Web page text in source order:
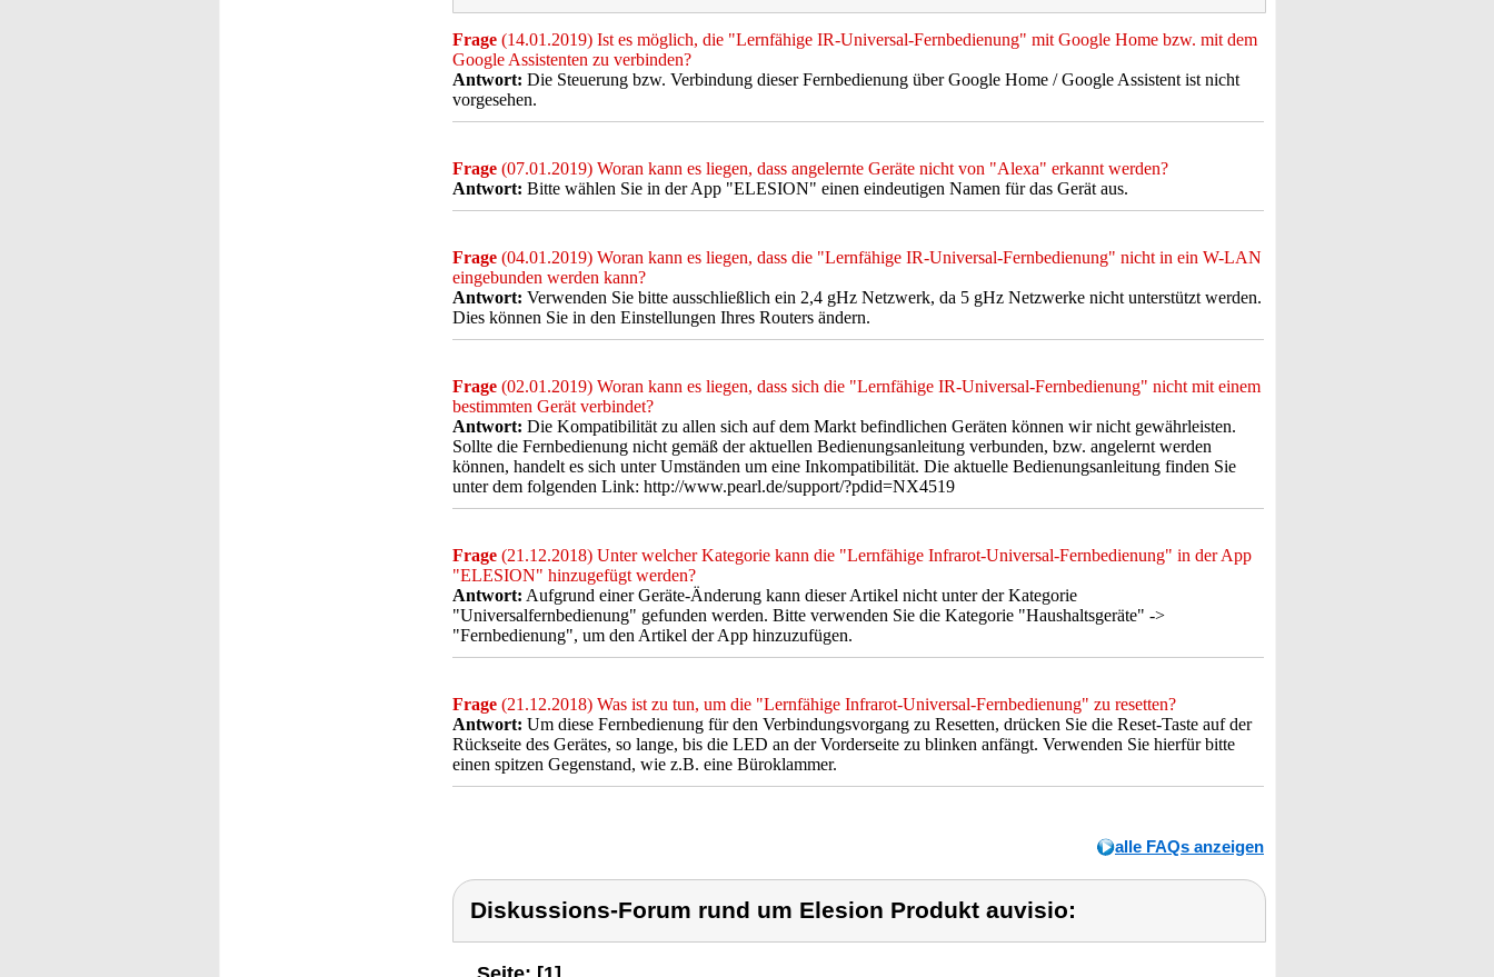
Frage (14.01.2019) Ist es möglich, die "Lernfähige IR-Universal-Fernbedienung" mit Google Home bzw. mit dem
Google Assistenten zu verbinden?
Antwort: Die Steuerung bzw. Verbindung dieser Fernbedienung über Google Home / Google Assistent ist nicht
vorgesehen.
Frage (07.01.2019) Woran kann es liegen, dass angelernte Geräte nicht von "Alexa" erkannt werden?
Antwort: Bitte wählen Sie in der App "ELESION" einen eindeutigen Namen für das Gerät aus.
Frage (04.01.2019) Woran kann es liegen, dass die "Lernfähige IR-Universal-Fernbedienung" nicht in ein W-LAN
eingebunden werden kann?
Antwort: Verwenden Sie bitte ausschließlich ein 2,4 gHz Netzwerk, da 5 gHz Netzwerke nicht unterstützt werden.
Dies können Sie in den Einstellungen Ihres Routers ändern.
Frage (02.01.2019) Woran kann es liegen, dass sich die "Lernfähige IR-Universal-Fernbedienung" nicht mit einem
bestimmten Gerät verbindet?
Antwort: Die Kompatibilität zu allen sich auf dem Markt befindlichen Geräten können wir nicht gewährleisten.
Sollte die Fernbedienung nicht gemäß der aktuellen Bedienungsanleitung verbunden, bzw. angelernt werden
können, handelt es sich unter Umständen um eine Inkompatibilität. Die aktuelle Bedienungsanleitung finden Sie
unter dem folgenden Link: http://www.pearl.de/support/?pdid=NX4519
Frage (21.12.2018) Unter welcher Kategorie kann die "Lernfähige Infrarot-Universal-Fernbedienung" in der App
"ELESION" hinzugefügt werden?
Antwort: Aufgrund einer Geräte-Änderung kann dieser Artikel nicht unter der Kategorie
"Universalfernbedienung" gefunden werden. Bitte verwenden Sie die Kategorie "Haushaltsgeräte" ->
"Fernbedienung", um den Artikel der App hinzuzufügen.
Frage (21.12.2018) Was ist zu tun, um die "Lernfähige Infrarot-Universal-Fernbedienung" zu resetten?
Antwort: Um diese Fernbedienung für den Verbindungsvorgang zu Resetten, drücken Sie die Reset-Taste auf der
Rückseite des Gerätes, so lange, bis die LED an der Vorderseite zu blinken anfängt. Verwenden Sie hierfür bitte
einen spitzen Gegenstand, wie z.B. eine Büroklammer.
alle FAQs anzeigen
Diskussions-Forum rund um Elesion Produkt auvisio: